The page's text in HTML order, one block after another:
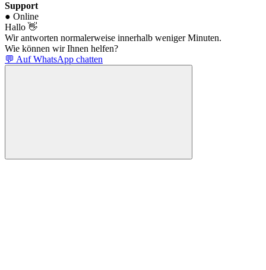
Support
● Online
Hallo 👋
Wir antworten normalerweise innerhalb weniger Minuten.
Wie können wir Ihnen helfen?
💬 Auf WhatsApp chatten